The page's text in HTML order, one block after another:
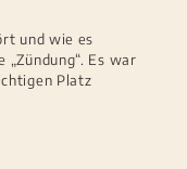
und wie es
Es war
Platz